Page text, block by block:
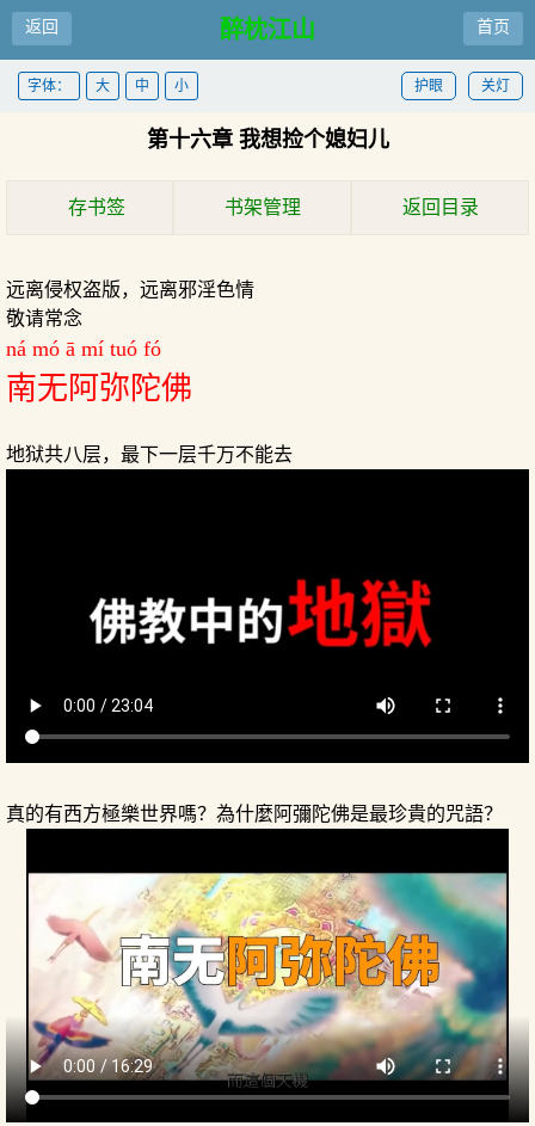
返回 醉枕江山 首页
关灯
护眼
字体： 大 中 小
第十六章 我想捡个媳妇儿
存书签 书架管理 返回目录
远离侵权盗版，远离邪淫色情
敬请常念
ná mó ā mí tuó fó
南无阿弥陀佛
地狱共八层，最下一层千万不能去
真的有西方極樂世界嗎？為什麼阿彌陀佛是最珍貴的咒語？